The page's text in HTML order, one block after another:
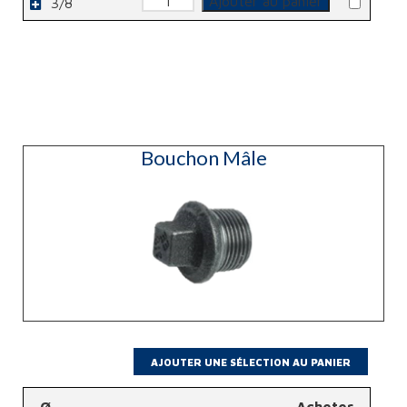
90°
de
Coude
Bouchon Mâle